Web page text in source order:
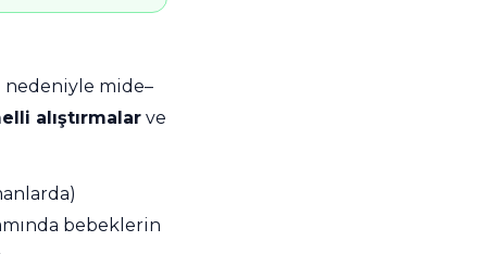
nedeniyle mide–
alıştırmalar ve
bebeklerin